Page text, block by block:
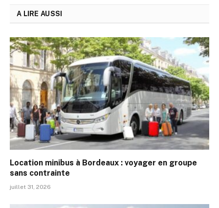
A LIRE AUSSI
Location minibus à Bordeaux : voyager en groupe
sans contrainte
juillet 31, 2026